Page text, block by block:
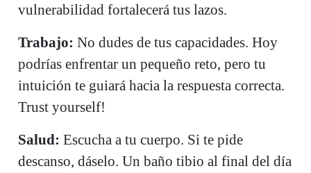
vulnerabilidad fortalecerá tus lazos.
Trabajo: No dudes de tus capacidades. Hoy
podrías enfrentar un pequeño reto, pero tu
intuición te guiará hacia la respuesta correcta.
Trust yourself!
Salud: Escucha a tu cuerpo. Si te pide
descanso, dáselo. Un baño tibio al final del día